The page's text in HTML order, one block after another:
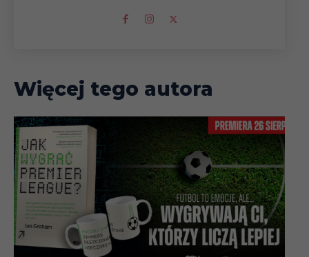
Więcej tego autora